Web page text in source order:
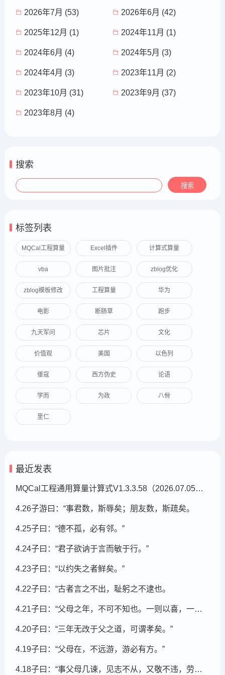
2026年7月 (53) 2026年6月 (42)
2025年12月 (1) 2024年11月 (1)
2024年6月 (4) 2024年5月 (3)
2024年4月 (3) 2023年11月 (2)
2023年10月 (31) 2023年9月 (37)
2023年8月 (4)
搜索
标签列表
MQCal工程算量 Excel插件 计算式算量
vba 图片批注 zblog优化
zblog模板修改 工程算量 华为
电影 断肠草 跑步
九天军问 芯片 文化
价值观 美国 以色列
倭寇 西方伪史 论语
学而 为政 八佾
里仁
最近发表
MQCal工程通用算量计算式V1.3.3.58（2026.07.05发布）
4.26子游曰：“事君数，斯辱矣；朋友数，斯疏矣。
4.25子曰：“德不孤，必有邻。”
4.24子曰：“君子欲讷于言而敏于行。”
4.23子曰：“以约失之者鲜矣。”
4.22子曰：“古者言之不出，耻躬之不逮也。
4.21子曰：“父母之年，不可不知也。一则以喜，一则以惧。
4.20子曰：“三年无改于父之道，可谓孝矣。”
4.19子曰：“父母在，不远游，游必有方。”
4.18子曰：“事父母几谏，见志不从，又敬不违，劳而不怨。”